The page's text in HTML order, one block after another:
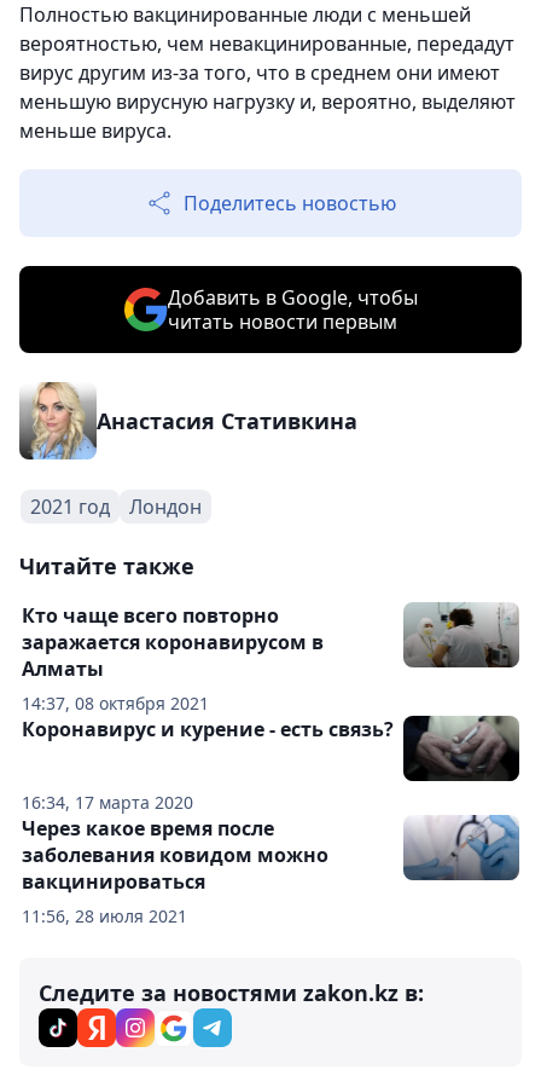
Полностью вакцинированные люди с меньшей
вероятностью, чем невакцинированные, передадут
вирус другим из-за того, что в среднем они имеют
меньшую вирусную нагрузку и, вероятно, выделяют
меньше вируса.
Поделитесь новостью
Добавить в Google, чтобы
читать новости первым
Анастасия Стативкина
2021 год Лондон
Читайте также
14:37, 08 октября 2021
Кто чаще всего повторно
заражается коронавирусом в
Алматы
16:34, 17 марта 2020
Коронавирус и курение - есть связь?
11:56, 28 июля 2021
Через какое время после
заболевания ковидом можно
вакцинироваться
Следите за новостями zakon.kz в: